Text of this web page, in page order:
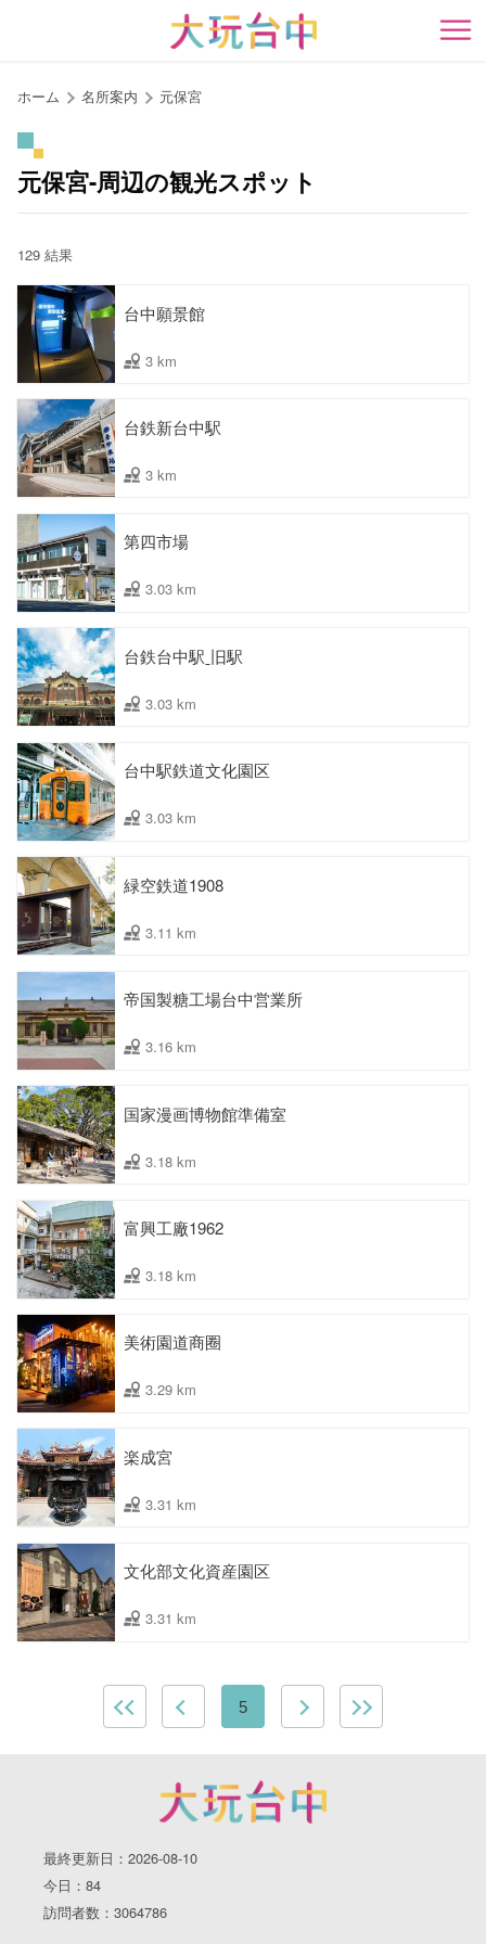
開
ホーム 名所案内 元保宮
元保宮-周辺の観光スポット
129 結果
台中願景館
3 km
台鉄新台中駅
3 km
第四市場
3.03 km
台鉄台中駅ˍ旧駅
3.03 km
台中駅鉄道文化園区
3.03 km
緑空鉄道1908
3.11 km
帝国製糖工場台中営業所
3.16 km
国家漫画博物館準備室
3.18 km
富興工廠1962
3.18 km
美術園道商圈
3.29 km
楽成宮
3.31 km
文化部文化資産園区
3.31 km
5
最終更新日：2026-08-10
今日：84
訪問者数：3064786